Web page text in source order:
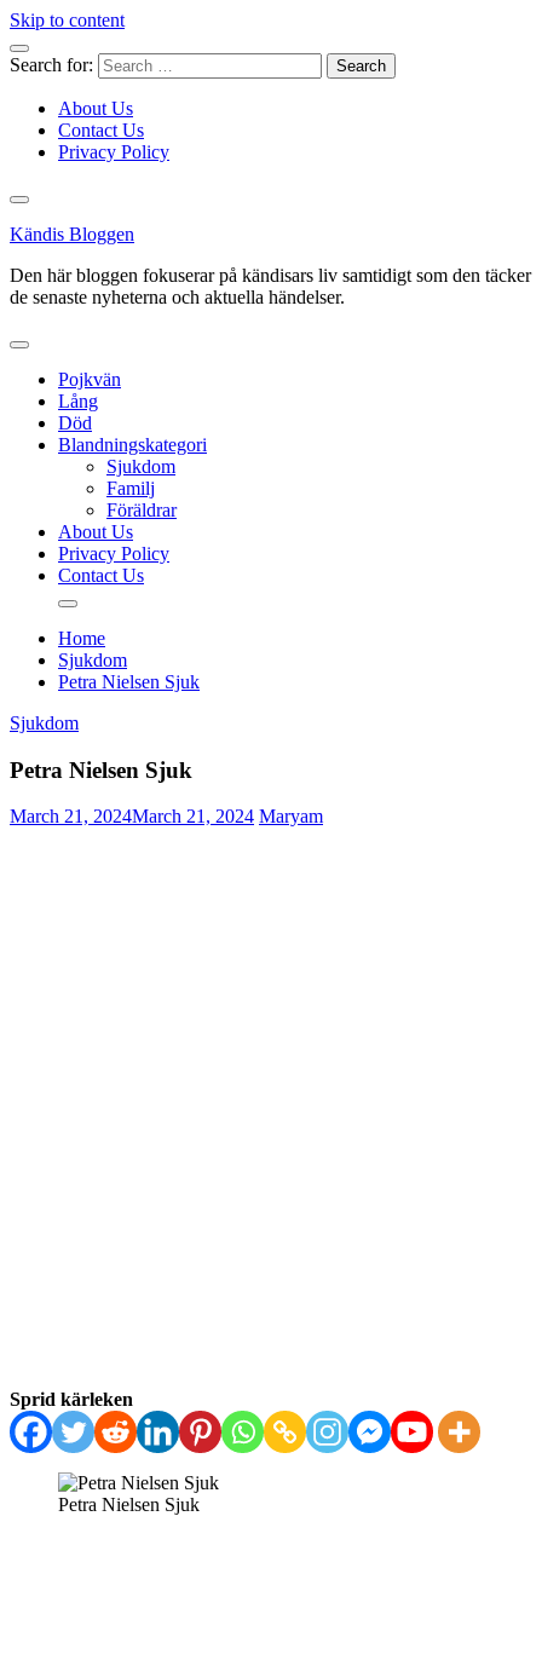
Skip to content
Search for:
About Us
Contact Us
Privacy Policy
Kändis Bloggen
Den här bloggen fokuserar på kändisars liv samtidigt som den täcker
de senaste nyheterna och aktuella händelser.
Pojkvän
Lång
Död
Blandningskategori
Sjukdom
Familj
Föräldrar
About Us
Privacy Policy
Contact Us
Home
Sjukdom
Petra Nielsen Sjuk
Sjukdom
Petra Nielsen Sjuk
March 21, 2024March 21, 2024 Maryam
Sprid kärleken
Petra Nielsen Sjuk